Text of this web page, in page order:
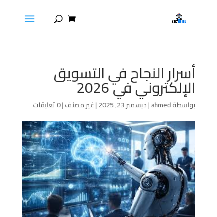
أسرار النجاح في التسويق
الإلكتروني في 2026
بواسطةahmed
|ديسمبر 23, 2025 |غير مصنف|0 تعليقات